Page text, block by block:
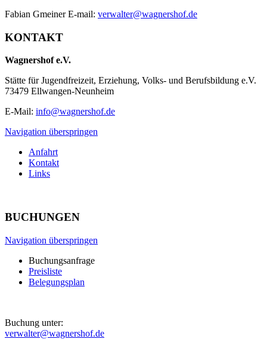
Fabian Gmeiner E-mail: verwalter@wagnershof.de
KONTAKT
Wagnershof e.V.
Stätte für Jugendfreizeit, Erziehung, Volks- und Berufsbildung e.V.
73479 Ellwangen-Neunheim
E-Mail: info@wagnershof.de
Navigation überspringen
Anfahrt
Kontakt
Links
BUCHUNGEN
Navigation überspringen
Buchungsanfrage
Preisliste
Belegungsplan
Buchung unter:
verwalter@wagnershof.de